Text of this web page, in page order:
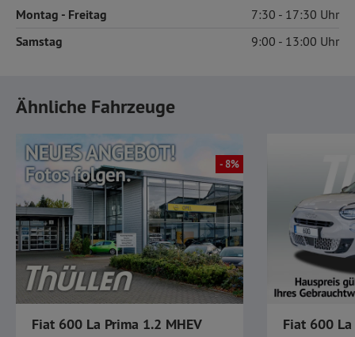
Montag - Freitag 7:30 17:30
Samstag 9:00 13:00
Ähnliche Fahrzeuge
- 8%
Fiat 600 La Prima 1.2 MHEV Fiat 600 La